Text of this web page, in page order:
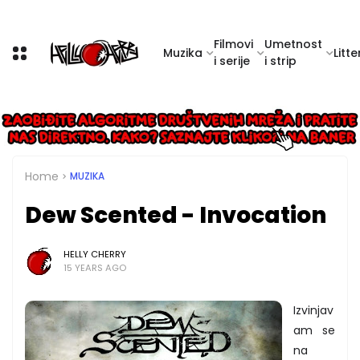
Muzika
Filmovi
i serije
Umetnost
i strip
Home MUZIKA
Dew Scented - Invocation
HELLY CHERRY
15 YEARS AGO
Izvinjav
am se
na